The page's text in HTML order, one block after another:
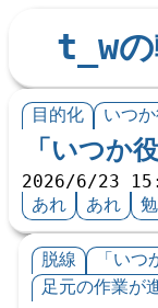
t_w
目的化 いつ
「いつか
2026/6/23
あれ
あれ
脱線
「い
足元の作業が